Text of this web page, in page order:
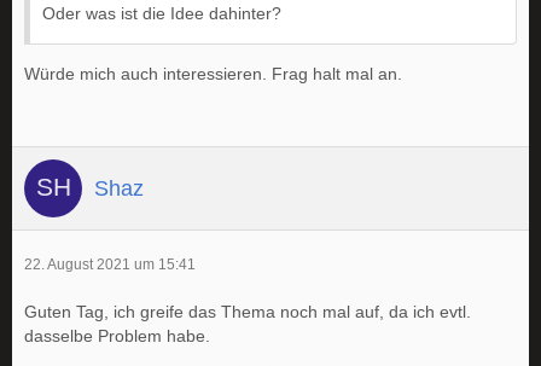
Oder was ist die Idee dahinter?
Würde mich auch interessieren. Frag halt mal an.
Shaz
22. August 2021 um 15:41
Guten Tag, ich greife das Thema noch mal auf, da ich evtl.
dasselbe Problem habe.